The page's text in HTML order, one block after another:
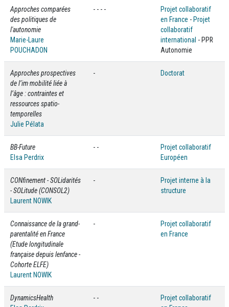
Approches comparées
des politiques de
l'autonomie
Marie-Laure
POUCHADON
- - - -
Projet collaboratif
en France - Projet
collaboratif
international - PPR
Autonomie
Approches prospectives
de l’im·mobilité liée à
l’âge : contraintes et
ressources spatio-
temporelles
Julie Pélata
- Doctorat
BB-Future
Elsa Perdrix
- -
Projet collaboratif
Européen
CONfinement - SOLidarités
- SOLitude (CONSOL2)
Laurent NOWIK
-
Projet interne à la
structure
Connaissance de la grand-
parentalité en France
(Etude longitudinale
française depuis lenfance -
Cohorte ELFE)
Laurent NOWIK
-
Projet collaboratif
en France
DynamicsHealth
- -
Projet collaboratif